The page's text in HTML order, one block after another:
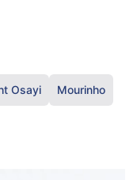
Osayi Mourinho